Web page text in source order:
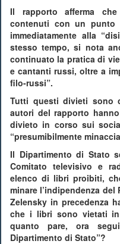
Il rapporto afferma
contenuti con un punto
immediatamente alla
stesso tempo, si nota
continuato la pratica di
e cantanti russi, oltre a
filo-russi”.
Tutti questi divieti sono
autori del rapporto
divieto in corso sui
“presumibilmente
Il Dipartimento di Stato
Comitato televisivo e
elenco di libri proibiti,
minare l’indipendenza del
Zelensky in precedenza
che i libri sono vietati in
quanto pare, ora
Dipartimento di Stato”?